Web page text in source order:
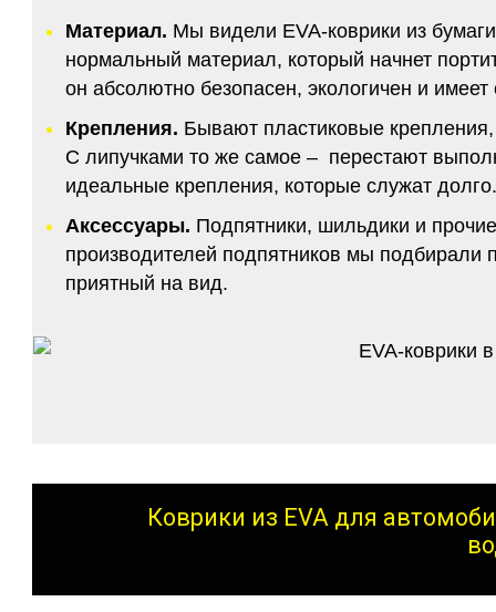
Материал. Мы видели EVA-коврики из
нормальный материал, который начнет
он абсолютно безопасен, экологичен и
Крепления. Бывают пластиковые
С липучками то же самое – перестают
идеальные крепления, которые служат
Аксессуары. Подпятники, шильдики и
производителей подпятников мы подбирали
приятный на вид.
Коврики из EVA для